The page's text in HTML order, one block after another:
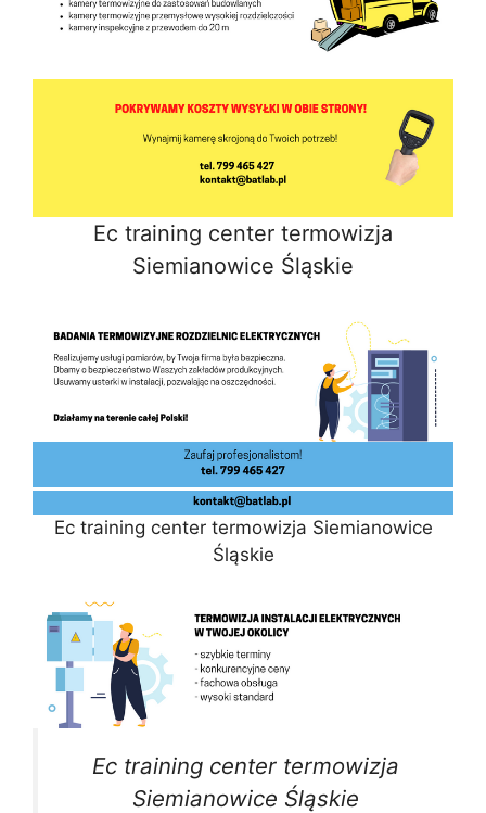
Ec training center termowizja
Siemianowice Śląskie
Ec training center termowizja Siemianowice
Śląskie
Ec training center termowizja
Siemianowice Śląskie